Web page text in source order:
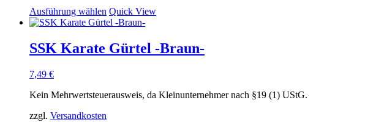
Ausführung wählen Dieses
Produkt
mehrere
Varianten
können
Quick View
SSK Karate Gürtel -Braun-
7,49 €
Kein Mehrwertsteuerausweis, da Kleinunternehmer nach §19 (1) UStG.
zzgl. Versandkosten